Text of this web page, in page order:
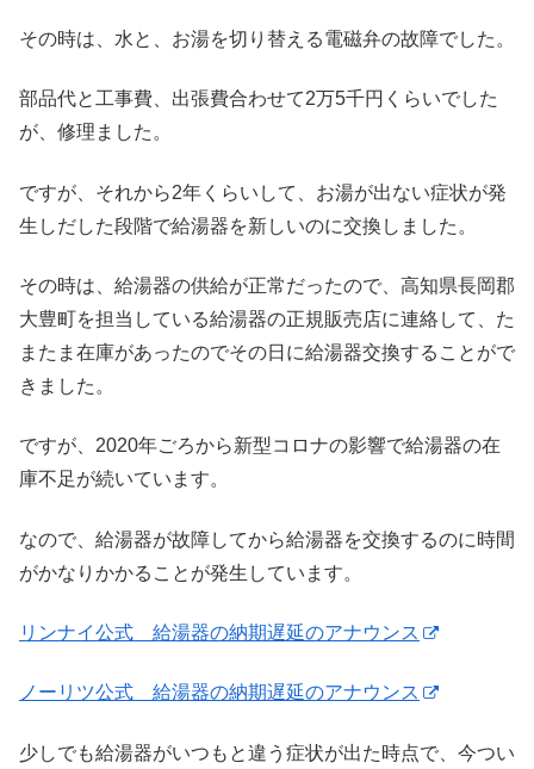
その時は、水と、お湯を切り替える電磁弁の故障でした。
部品代と工事費、出張費合わせて2万5千円くらいでした
が、修理ました。
ですが、それから2年くらいして、お湯が出ない症状が発
生しだした段階で給湯器を新しいのに交換しました。
その時は、給湯器の供給が正常だったので、高知県長岡郡
大豊町を担当している給湯器の正規販売店に連絡して、た
またま在庫があったのでその日に給湯器交換することがで
きました。
ですが、2020年ごろから新型コロナの影響で給湯器の在
庫不足が続いています。
なので、給湯器が故障してから給湯器を交換するのに時間
がかなりかかることが発生しています。
リンナイ公式 給湯器の納期遅延のアナウンス
ノーリツ公式 給湯器の納期遅延のアナウンス
少しでも給湯器がいつもと違う症状が出た時点で、今つい